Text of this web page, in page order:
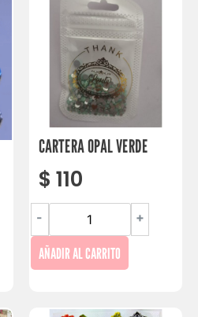
CARTERA OPAL VERDE
$ 110
- +
AÑADIR AL CARRITO